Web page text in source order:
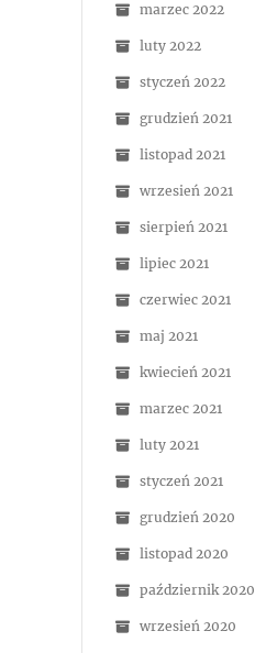
marzec 2022
luty 2022
styczeń 2022
grudzień 2021
listopad 2021
wrzesień 2021
sierpień 2021
lipiec 2021
czerwiec 2021
maj 2021
kwiecień 2021
marzec 2021
luty 2021
styczeń 2021
grudzień 2020
listopad 2020
październik 2020
wrzesień 2020